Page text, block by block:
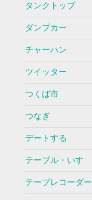
タンクトップ
ダンプカー
チャーハン
ツイッター
つくば市
つなぎ
デートする
テーブル・いす
テープレコーダー